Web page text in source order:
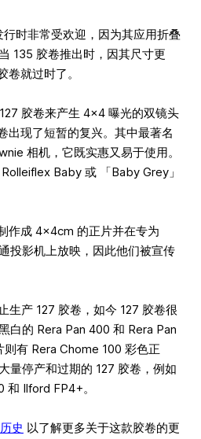
行时非常受欢迎，因为其应用折叠
135 胶卷推出时，因其尺寸更
卷就过时了。
胶卷来产生 4×4 曝光的双镜头
出现了短暂的复兴。其中最著名
相机，它既实惠又易于使用。
Baby 或 「Baby Grey」
作成 4×4cm 的正片并在专为
投影机上放映，因此他们被宣传
生产 127 胶卷，如今 127 胶卷很
白的 Rera Pan 400 和 Rera Pan
有 Rera Chome 100 彩色正
量停产和过期的 127 胶卷，例如
和 Ilford FP4+。
史 以了解更多关于这款胶卷的更